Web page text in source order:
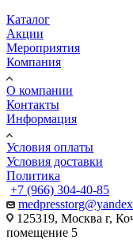
Каталог
Акции
Мероприятия
Компания
О компании
Контакты
Информация
Условия оплаты
Условия доставки
Политика
+7 (966) 304-40-85
125319, Москва г,
помещение 5